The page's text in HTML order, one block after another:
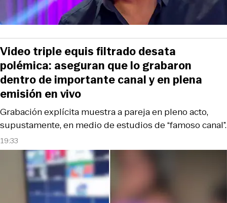
19:33
Grabación explícita muestra a pareja en pleno acto,
supustamente, en medio de estudios de “famoso canal”.
Video triple equis filtrado desata
polémica: aseguran que lo grabaron
dentro de importante canal y en plena
emisión en vivo